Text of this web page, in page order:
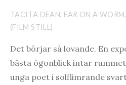
TACITA DEAN, EAR ON A
(FILM STILL)
Det börjar så lovande. En
bästa ögonblick intar
unga poet i solflimrande